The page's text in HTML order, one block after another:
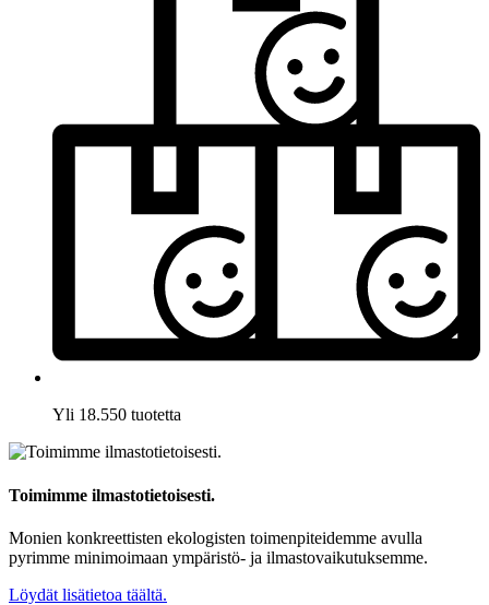
Yli 18.550 tuotetta
Toimimme ilmastotietoisesti.
Monien konkreettisten ekologisten toimenpiteidemme avulla
pyrimme minimoimaan ympäristö- ja ilmastovaikutuksemme.
Löydät lisätietoa täältä.